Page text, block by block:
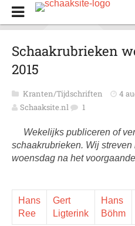
Schaakrubrieken
2015
Kranten/Tijdschriften
4
Schaaksite.nl
1
Wekelijks publiceren of
schaakrubrieken. Wij
woensdag na het
Hans
Ree
Gert
Ligterink
Hans
Böhm